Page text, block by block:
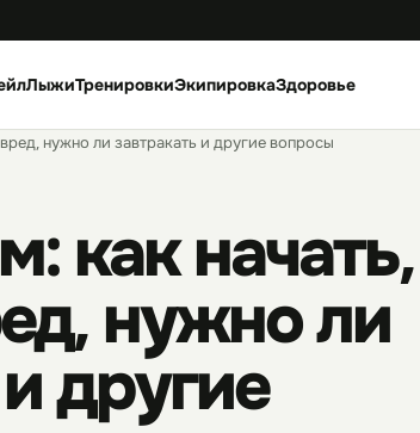
ЛыжиТренировкиЭкипировкаЗдоровье
нужно ли завтракать и другие вопросы
как начать,
нужно ли
другие